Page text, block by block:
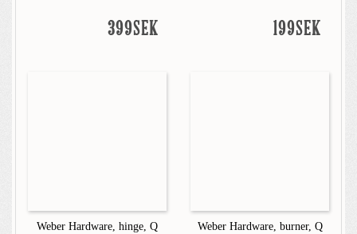
399SEK 199SEK
Weber Hardware, hinge, Q
Weber Hardware, burner, Q